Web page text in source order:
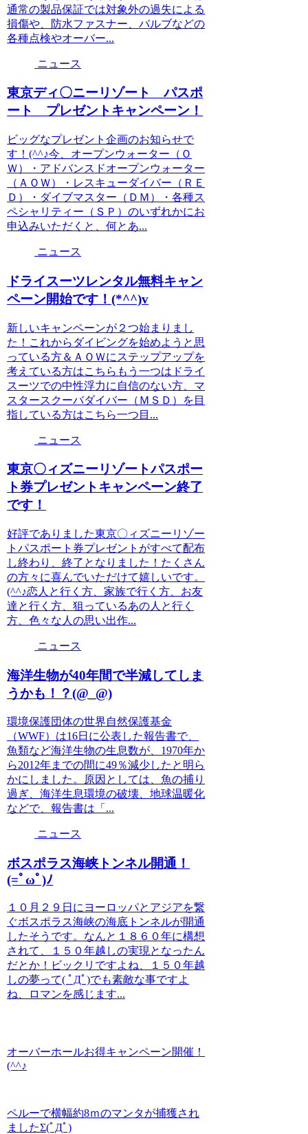
通常の製品保証では対象外の過失による
損傷や、防水ファスナー、バルブなどの
各種点検やオーバー...
ニュース
東京ディ〇ニーリゾート パスポ
ート プレゼントキャンペーン！
ビッグなプレゼント企画のお知らせで
す！(^^♪今、オープンウォーター（Ｏ
Ｗ）・アドバンスドオープンウォーター
（ＡＯＷ）・レスキューダイバー（ＲＥ
Ｄ）・ダイブマスター（ＤＭ）・各種ス
ペシャリティー（ＳＰ）のいずれかにお
申込みいただくと、何とあ...
ニュース
ドライスーツレンタル無料キャン
ペーン開始です！(*^^)v
新しいキャンペーンが２つ始まりまし
た！これからダイビングを始めようと思
っている方＆ＡＯＷにステップアップを
考えている方はこちらもう一つはドライ
スーツでの中性浮力に自信のない方、マ
スタースクーバダイバー（ＭＳＤ）を目
指している方はこちら一つ目...
ニュース
東京〇ィズニーリゾートパスポー
ト券プレゼントキャンペーン終了
です！
好評でありました東京〇ィズニーリゾー
トパスポート券プレゼントがすべて配布
し終わり、終了となりました！たくさん
の方々に喜んでいただけて嬉しいです。
(^^♪恋人と行く方、家族で行く方、お友
達と行く方、狙っているあの人と行く
方、色々な人の思い出作...
ニュース
海洋生物が40年間で半減してしま
うかも！？(@_@)
環境保護団体の世界自然保護基金
（WWF）は16日に公表した報告書で、
魚類など海洋生物の生息数が、1970年か
ら2012年までの間に49％減少したと明ら
かにしました。原因としては、魚の捕り
過ぎ、海洋生息環境の破壊、地球温暖化
などで、報告書は「...
ニュース
ボスポラス海峡トンネル開通！
(=ﾟωﾟ)ﾉ
１０月２９日にヨーロッパとアジアを繋
ぐボスポラス海峡の海底トンネルが開通
したそうです。なんと１８６０年に構想
されて、１５０年越しの実現となったん
だとか！ビックリですよね、１５０年越
しの夢って( ﾟДﾟ)でも素敵な事ですよ
ね、ロマンを感じます...
オーバーホールお得キャンペーン開催！
(^^♪
ペルーで横幅約8ｍのマンタが捕獲され
ましたΣ(ﾟДﾟ)